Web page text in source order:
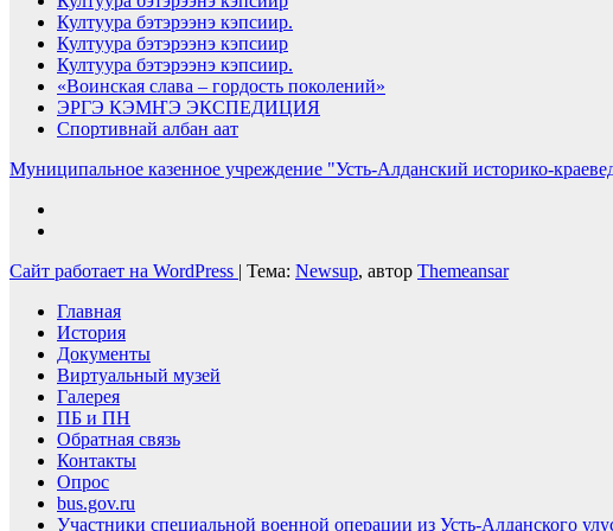
Култуура бэтэрээнэ кэпсиир.
Култуура бэтэрээнэ кэпсиир
Култуура бэтэрээнэ кэпсиир.
«Воинская слава – гордость поколений»
ЭРГЭ КЭМҤЭ ЭКСПЕДИЦИЯ
Спортивнай албан аат
Муниципальное казенное учреждение "Усть-Алданский историко-
Сайт работает на WordPress | Тема: Newsup, автор Themeansar
Главная
История
Документы
Виртуальный музей
Галерея
ПБ и ПН
Обратная связь
Контакты
Опрос
bus.gov.ru
Участники специальной военной операции из Усть-Алданского